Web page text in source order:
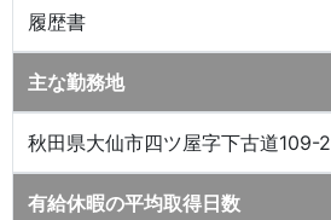
履歴書
主な勤務地
秋田県大仙市四ツ屋字下古道109-2
有給休暇の平均取得日数